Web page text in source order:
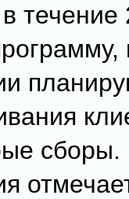
течение